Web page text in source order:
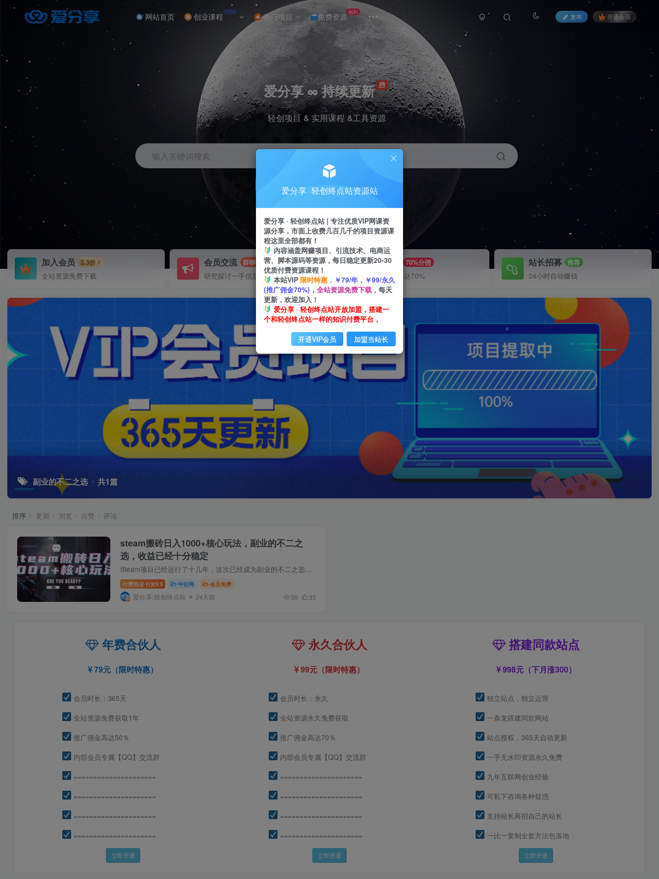
网站首页 创业课程 NEW 热门项目 免费资源福利
发布 开通会员
爱分享 ∞ 持续更新
轻创项目 & 实用课程 &工具资源
输入关键词搜索
挂机 抖音 小红书 快手
加入会员 3.3折
全站资源免费下载
会员交流 群聊
研究探讨一手信息差
推广赚钱 70%分佣
推广返佣高达70%
站长招募 推荐
24小时自动赚钱
副业的不二之选 共1篇
排序 更新 浏览 点赞 评论
steam搬砖日入1000+核心玩法，副业的不二之
选，收益已经十分稳定
Steam项目已经运行了十几年，这次已经成为副业的不二之选，收益已经十分稳定，项目周期以年为单位，甚至有人全职做这个搬砖…
付费阅读 打赏9.9 中创网 会员免费
爱分享:轻创终点站 24天前 39 33
年费合伙人
79元（限时特惠）
会员时长：365天
全站资源免费获取1年
推广佣金高达50％
内部会员专属【QQ】交流群
=====================
=====================
=====================
=====================
立即开通
永久合伙人
99元（限时特惠）
会员时长：永久
全站资源永久免费获取
推广佣金高达70％
内部会员专属【QQ】交流群
=====================
=====================
=====================
=====================
立即开通
搭建同款站点
998元（下月涨300）
独立站点，独立运营
一条龙搭建同款网站
站点授权，365天自动更新
一手无水印资源永久免费
九年互联网创业经验
可私下咨询各种疑惑
支持站长再招自己的站长
一比一复制全套方法包落地
立即开通
爱分享 ·轻创终点站资源站
爱分享 · 轻创终点站 | 专注优质VIP网课资
源分享，市面上收费几百几千的项目资源课
程这里全部都有！
内容涵盖网赚项目、引流技术、电商运
营、脚本源码等资源，每日稳定更新20-30
优质付费资源课程！
本站VIP 限时特惠， ￥79/年，￥99/永久
(推广佣金70%)， 全站资源免费下载， 每天
更新，欢迎加入！
爱分享 · 轻创终点站开放加盟，搭建一
个和轻创终点站一样的知识付费平台，
开通VIP会员 加盟当站长